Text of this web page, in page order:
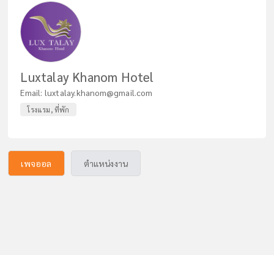
Luxtalay Khanom Hotel
Email: luxtalay.khanom@gmail.com
โรงแรม, ที่พัก
เพจออล ตำแหน่งงาน